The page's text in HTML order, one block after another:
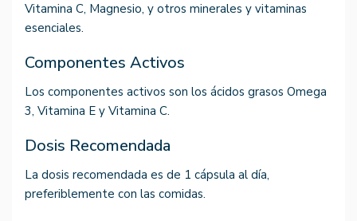
Vitamina C, Magnesio, y otros minerales y vitaminas
esenciales.
Componentes Activos
Los componentes activos son los ácidos grasos Omega
3, Vitamina E y Vitamina C.
Dosis Recomendada
La dosis recomendada es de 1 cápsula al día,
preferiblemente con las comidas.